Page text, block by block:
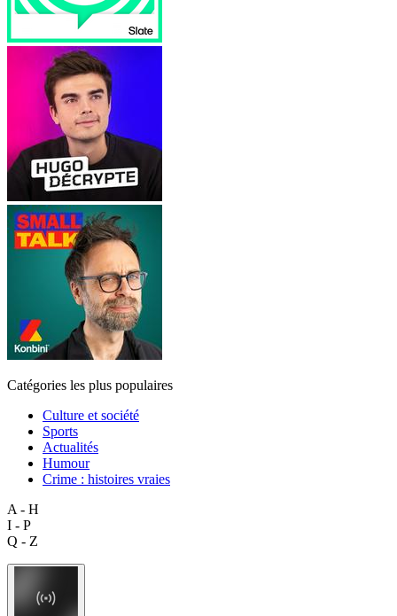
Catégories les plus populaires
Culture et société
Sports
Actualités
Humour
Crime : histoires vraies
A - H
I - P
Q - Z